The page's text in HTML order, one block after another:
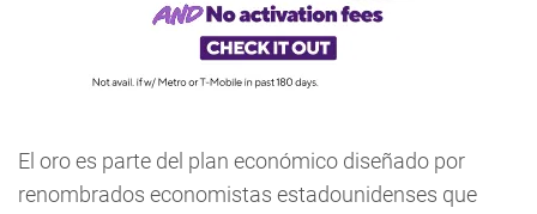
El oro es parte del plan económico diseñado por
renombrados economistas estadounidenses que